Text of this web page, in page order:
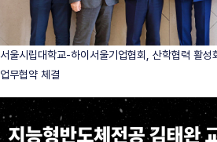
서울시립대학교-하이서울기업협회, 산학협력 활
업무협약 체결